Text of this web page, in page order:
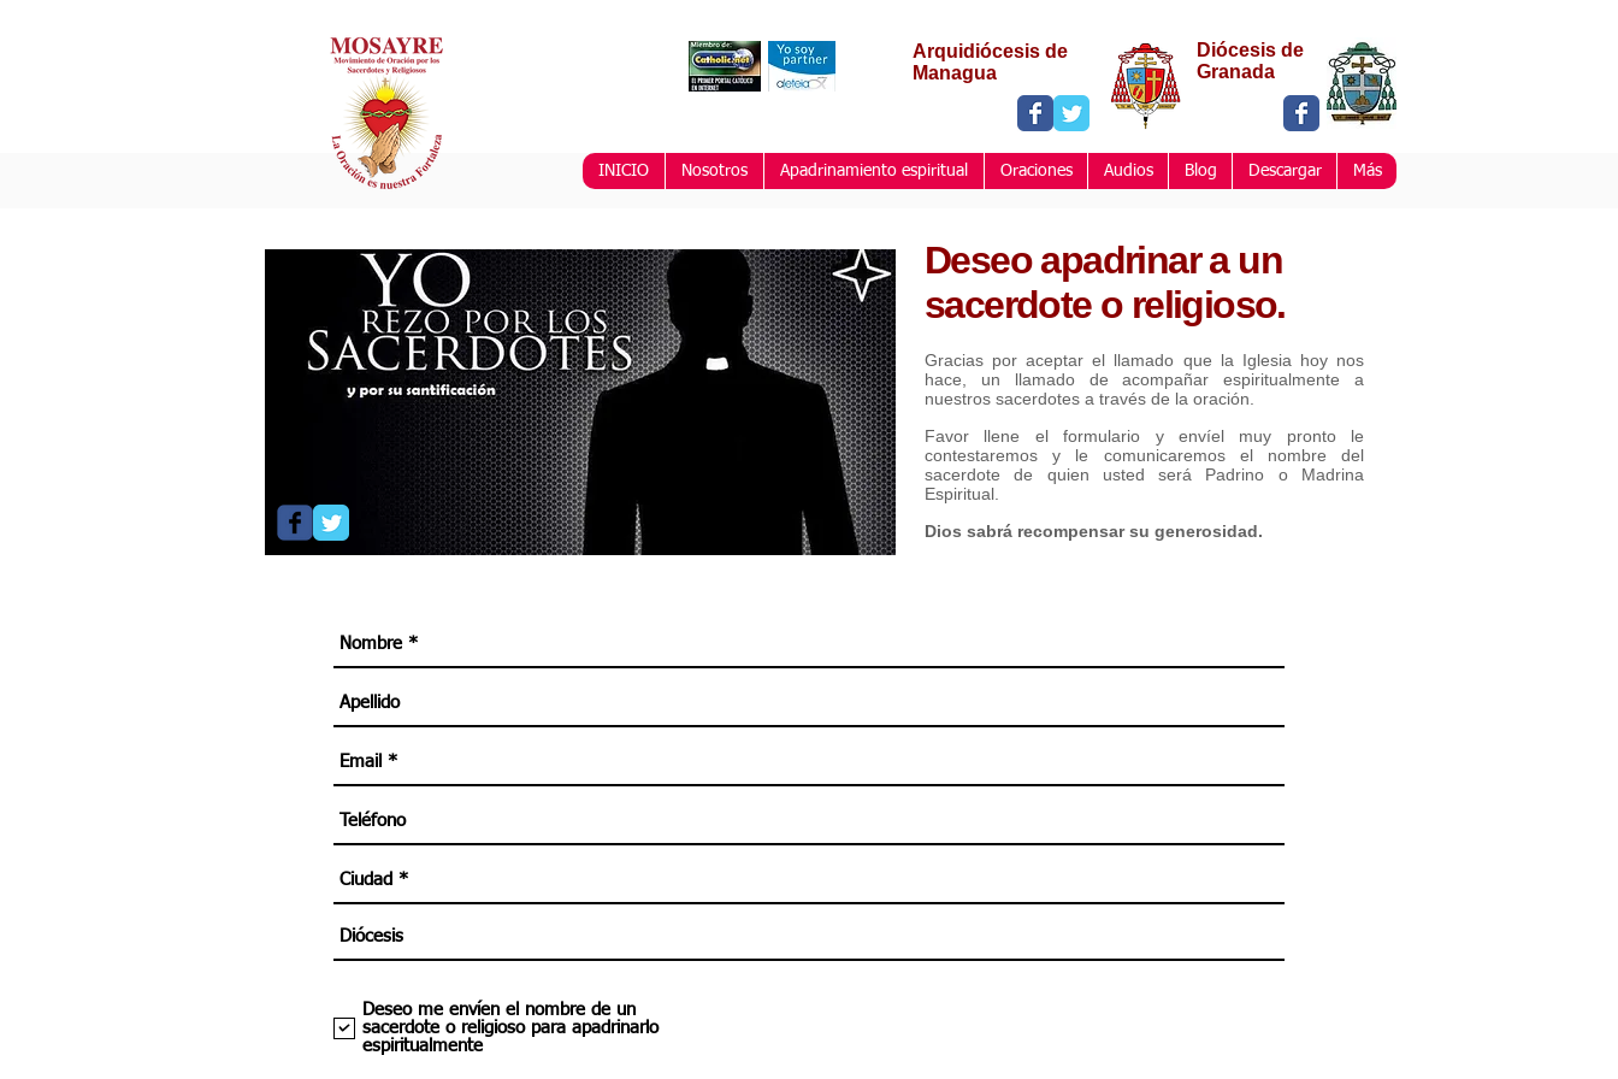
Arquidiócesis de
Managua
Diócesis de
Granada
INICIO Nosotros Apadrinamiento espiritual Oraciones Audios Blog Descargar Más
Deseo apadrinar a un
sacerdote o religioso.
Gracias por aceptar el llamado que la Iglesia hoy nos
hace, un llamado de acompañar espiritualmente a
nuestros sacerdotes a través de la oración.
Favor llene el formulario y envíel muy pronto le
contestaremos y le comunicaremos el nombre del
sacerdote de quien usted será Padrino o Madrina
Espiritual.
Dios sabrá recompensar su generosidad.
Deseo me envíen el nombre de un
sacerdote o religioso para apadrinarlo
espiritualmente